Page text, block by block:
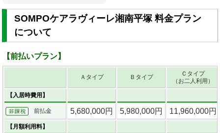
SOMPOケアラヴィーレ湘南平塚 料金プラン
について
【前払いプラン】
Ａタイプ Ｂタイプ
Ｃタイプ
（お二人利用）
【入居時費用】
前払金 5,680,000円 5,980,000円 11,960,000円
【月額利用料】